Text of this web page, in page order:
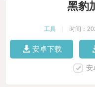
黑豹
工具 时间：
安卓下载
安